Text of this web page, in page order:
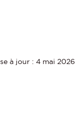
à jour : 4 mai 2026